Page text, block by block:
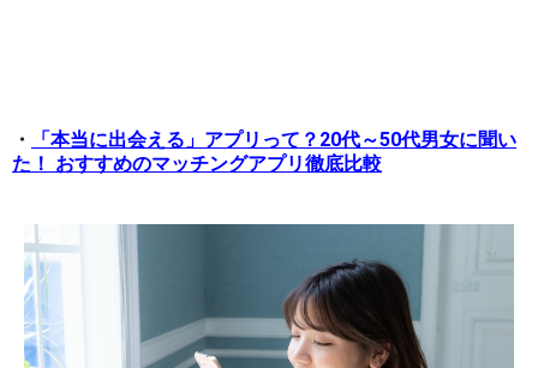
・
「本当に出会える」アプリって？20代～50代男女に聞い
た！ おすすめのマッチングアプリ徹底比較